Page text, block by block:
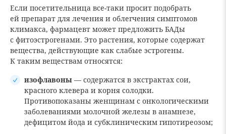
Если посетительница все-таки просит подобрать
ей препарат для лечения и облегчения симптомов
климакса, фармацевт может предложить БАДы
с фитоэстрогенами. Это растения, которые содержат
вещества, действующие как слабые эстрогены.
К таким веществам относятся:
изофлавоны — содержатся в экстрактах сои,
красного клевера и корня солодки.
Противопоказаны женщинам с онкологическими
заболеваниями молочной железы в анамнезе,
дефицитом йода и субклиническим гипотиреозом;